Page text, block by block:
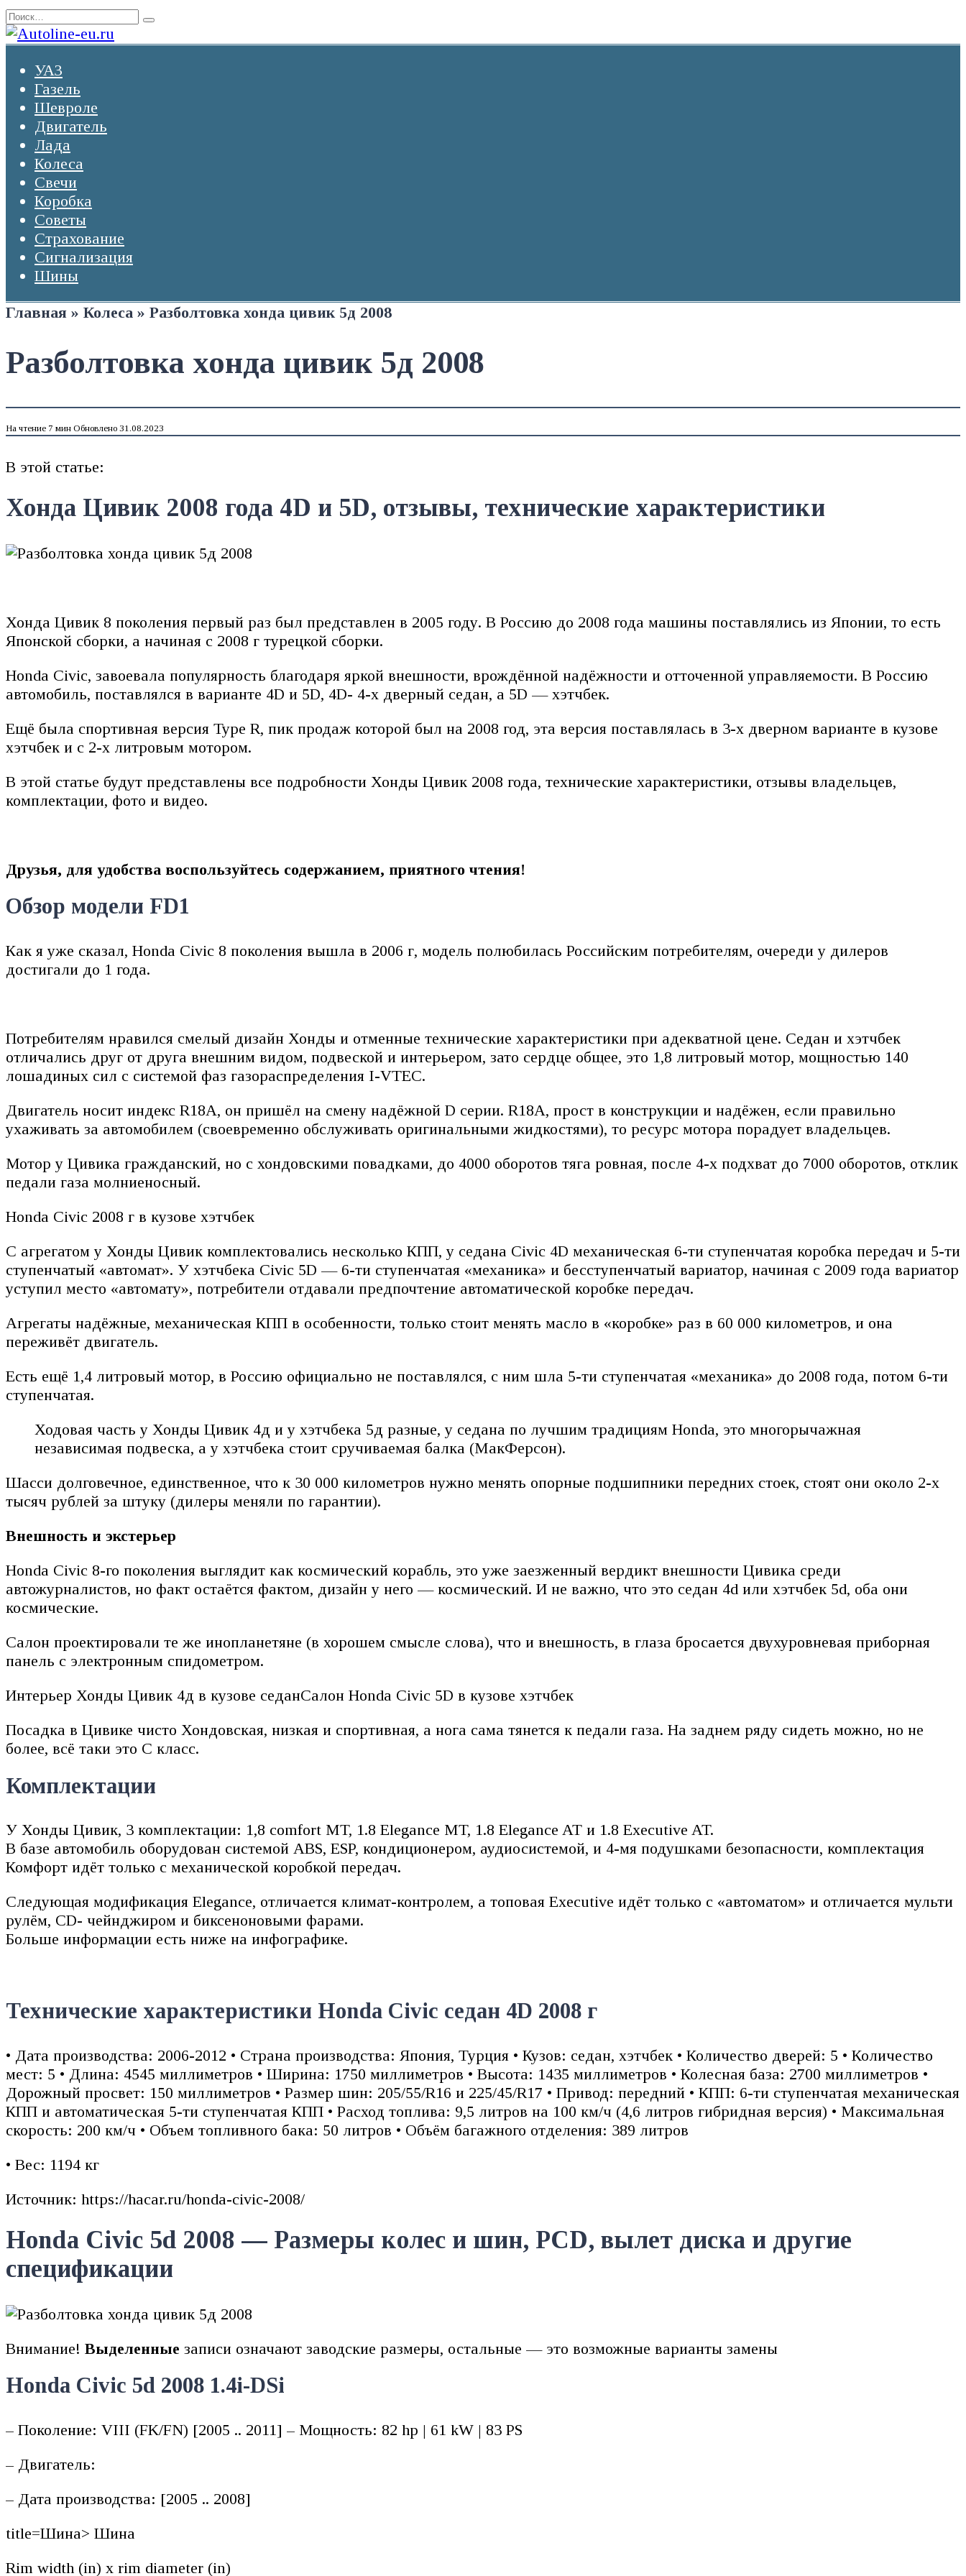
Перейти
к
содержанию
Search
for:
УАЗ
Газель
Шевроле
Двигатель
Лада
Колеса
Свечи
Коробка
Советы
Страхование
Сигнализация
Шины
Главная » Колеса » Разболтовка хонда цивик 5д 2008
Разболтовка хонда цивик 5д 2008
На чтение 7 мин Обновлено 31.08.2023
В этой статье:
Хонда Цивик 2008 года 4D и 5D, отзывы, технические характеристики
Хонда Цивик 8 поколения первый раз был представлен в 2005 году. В Россию до 2008 года машины поставлялись из Японии, то есть
Японской сборки, а начиная с 2008 г турецкой сборки.
Honda Civic, завоевала популярность благодаря яркой внешности, врождённой надёжности и отточенной управляемости. В Россию
автомобиль, поставлялся в варианте 4D и 5D, 4D- 4-х дверный седан, а 5D — хэтчбек.
Ещё была спортивная версия Type R, пик продаж которой был на 2008 год, эта версия поставлялась в 3-х дверном варианте в кузове
хэтчбек и с 2-х литровым мотором.
В этой статье будут представлены все подробности Хонды Цивик 2008 года, технические характеристики, отзывы владельцев,
комплектации, фото и видео.
Друзья, для удобства воспользуйтесь содержанием, приятного чтения!
Обзор модели FD1
Как я уже сказал, Honda Civic 8 поколения вышла в 2006 г, модель полюбилась Российским потребителям, очереди у дилеров
достигали до 1 года.
Потребителям нравился смелый дизайн Хонды и отменные технические характеристики при адекватной цене. Седан и хэтчбек
отличались друг от друга внешним видом, подвеской и интерьером, зато сердце общее, это 1,8 литровый мотор, мощностью 140
лошадиных сил с системой фаз газораспределения I-VTEC.
Двигатель носит индекс R18A, он пришёл на смену надёжной D серии. R18A, прост в конструкции и надёжен, если правильно
ухаживать за автомобилем (своевременно обслуживать оригинальными жидкостями), то ресурс мотора порадует владельцев.
Мотор у Цивика гражданский, но с хондовскими повадками, до 4000 оборотов тяга ровная, после 4-х подхват до 7000 оборотов, отклик
педали газа молниеносный.
Honda Civic 2008 г в кузове хэтчбек
С агрегатом у Хонды Цивик комплектовались несколько КПП, у седана Civic 4D механическая 6-ти ступенчатая коробка передач и 5-ти
ступенчатый «автомат». У хэтчбека Civic 5D — 6-ти ступенчатая «механика» и бесступенчатый вариатор, начиная с 2009 года вариатор
уступил место «автомату», потребители отдавали предпочтение автоматической коробке передач.
Агрегаты надёжные, механическая КПП в особенности, только стоит менять масло в «коробке» раз в 60 000 километров, и она
переживёт двигатель.
Есть ещё 1,4 литровый мотор, в Россию официально не поставлялся, с ним шла 5-ти ступенчатая «механика» до 2008 года, потом 6-ти
ступенчатая.
Ходовая часть у Хонды Цивик 4д и у хэтчбека 5д разные, у седана по лучшим традициям Honda, это многорычажная
независимая подвеска, а у хэтчбека стоит сручиваемая балка (МакФерсон).
Шасси долговечное, единственное, что к 30 000 километров нужно менять опорные подшипники передних стоек, стоят они около 2-х
тысяч рублей за штуку (дилеры меняли по гарантии).
Внешность и экстерьер
Honda Civic 8-го поколения выглядит как космический корабль, это уже заезженный вердикт внешности Цивика среди
автожурналистов, но факт остаётся фактом, дизайн у него — космический. И не важно, что это седан 4d или хэтчбек 5d, оба они
космические.
Салон проектировали те же инопланетяне (в хорошем смысле слова), что и внешность, в глаза бросается двухуровневая приборная
панель с электронным спидометром.
Интерьер Хонды Цивик 4д в кузове седанСалон Honda Civic 5D в кузове хэтчбек
Посадка в Цивике чисто Хондовская, низкая и спортивная, а нога сама тянется к педали газа. На заднем ряду сидеть можно, но не
более, всё таки это C класс.
Комплектации
У Хонды Цивик, 3 комплектации: 1,8 comfort MT, 1.8 Elegance MT, 1.8 Elegance AT и 1.8 Executive AT.
В базе автомобиль оборудован системой ABS, ESP, кондиционером, аудиосистемой, и 4-мя подушками безопасности, комплектация
Комфорт идёт только с механической коробкой передач.
Следующая модификация Elegance, отличается климат-контролем, а топовая Executive идёт только с «автоматом» и отличается мульти
рулём, CD- чейнджиром и биксеноновыми фарами.
Больше информации есть ниже на инфографике.
Технические характеристики Honda Civic седан 4D 2008 г
• Дата производства: 2006-2012 • Страна производства: Япония, Турция • Кузов: седан, хэтчбек • Количество дверей: 5 • Количество
мест: 5 • Длина: 4545 миллиметров • Ширина: 1750 миллиметров • Высота: 1435 миллиметров • Колесная база: 2700 миллиметров •
Дорожный просвет: 150 миллиметров • Размер шин: 205/55/R16 и 225/45/R17 • Привод: передний • КПП: 6-ти ступенчатая механическая
КПП и автоматическая 5-ти ступенчатая КПП • Расход топлива: 9,5 литров на 100 км/ч (4,6 литров гибридная версия) • Максимальная
скорость: 200 км/ч • Объем топливного бака: 50 литров • Объём багажного отделения: 389 литров
• Вес: 1194 кг
Источник: https://hacar.ru/honda-civic-2008/
Honda Civic 5d 2008 — Размеры колеc и шин, PCD, вылет диска и другие
спецификации
Внимание! Выделенные записи означают заводские размеры, остальные — это возможные варианты замены
Honda Civic 5d 2008 1.4i-DSi
– Поколение: VIII (FK/FN) [2005 .. 2011] – Мощность: 82 hp | 61 kW | 83 PS
– Двигатель:
– Дата производства: [2005 .. 2008]
title=Шина> Шина
Rim width (in) x rim diameter (in)